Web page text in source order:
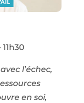
l’échec,
en soi,